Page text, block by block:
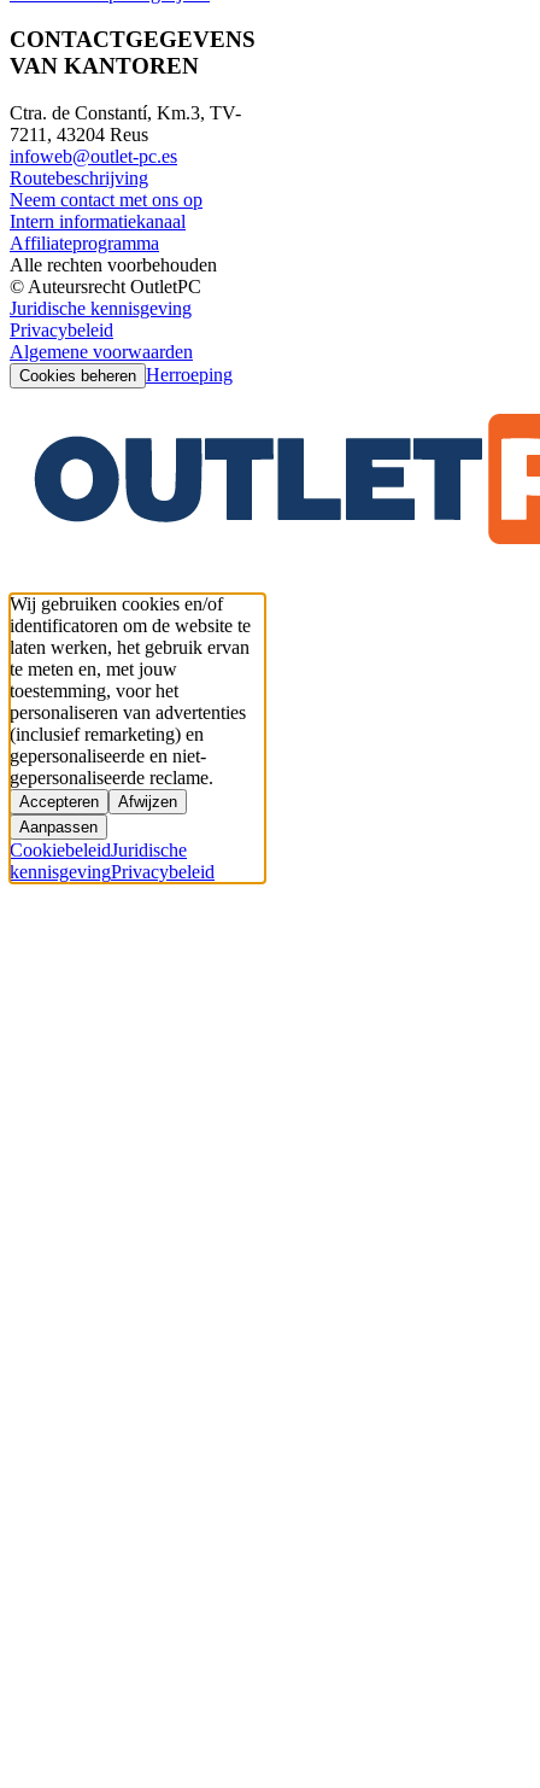
CONTACTGEGEVENS
VAN KANTOREN
Ctra. de Constantí, Km.3, TV-
7211, 43204 Reus
infoweb@outlet-pc.es
Routebeschrijving
Neem contact met ons op
Intern informatiekanaal
Affiliateprogramma
Alle rechten voorbehouden
© Auteursrecht OutletPC
Juridische kennisgeving
Privacybeleid
Algemene voorwaarden
Cookies beheren Herroeping
Wij gebruiken cookies en/of
identificatoren om de website te
laten werken, het gebruik ervan
te meten en, met jouw
toestemming, voor het
personaliseren van advertenties
(inclusief remarketing) en
gepersonaliseerde en niet-
gepersonaliseerde reclame.
Accepteren
Afwijzen
Aanpassen
CookiebeleidJuridische
kennisgevingPrivacybeleid